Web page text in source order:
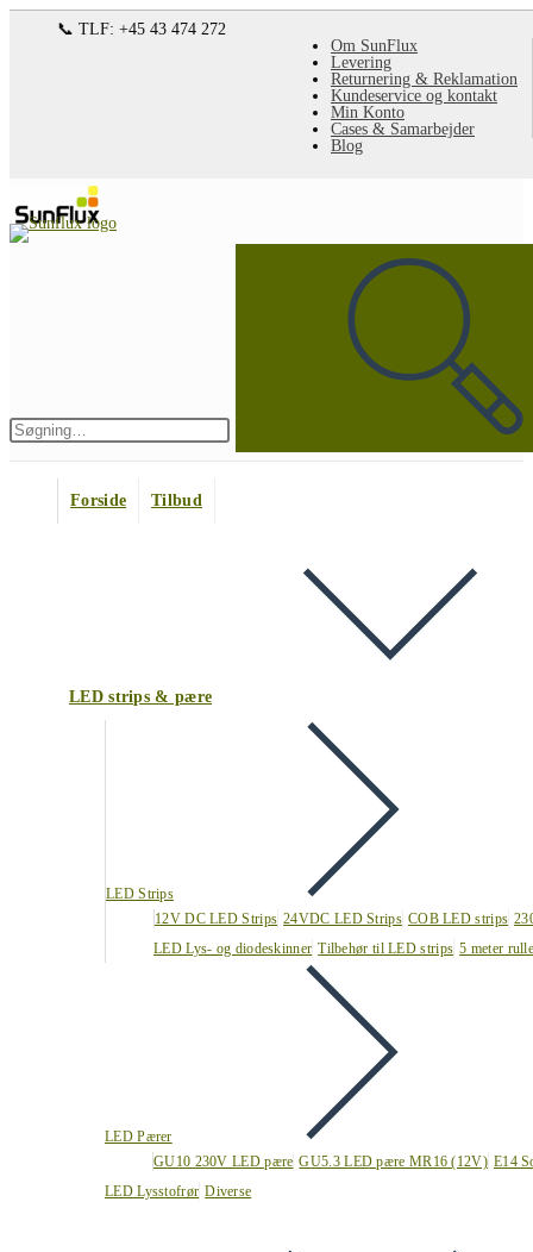
Om SunFlux
Levering
Returnering & Reklamation
Kundeservice og kontakt
Min Konto
Cases & Samarbejder
Blog
📞 TLF: +45 43 474 272
Forside
Tilbud
LED strips & pære
LED Strips
12V DC LED Strips 24VDC LED Strips COB LED strips
LED Lys- og diodeskinner Tilbehør til LED strips 5 meter
LED Pærer
GU10 230V LED pære GU5.3 LED pære MR16 (12V) E14
LED Lysstofrør Diverse